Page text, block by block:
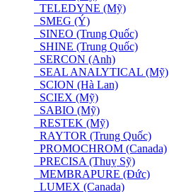
TELEDYNE (Mỹ)
SMEG (Ý)
SINEO (Trung Quốc)
SHINE (Trung Quốc)
SERCON (Anh)
SEAL ANALYTICAL (Mỹ)
SCION (Hà Lan)
SCIEX (Mỹ)
SABIO (Mỹ)
RESTEK (Mỹ)
RAYTOR (Trung Quốc)
PROMOCHROM (Canada)
PRECISA (Thuỵ Sỹ)
MEMBRAPURE (Đức)
LUMEX (Canada)